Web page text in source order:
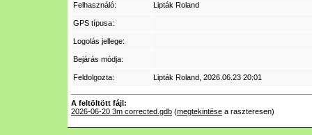
Felhasználó: Lipták Roland
GPS típusa:
Logolás jellege:
Bejárás módja:
Feldolgozta: Lipták Roland , 2026.06.23 20:01
A feltöltött fájl:
2026-06-20 3m corrected.gdb (megtekintése a raszteresen)